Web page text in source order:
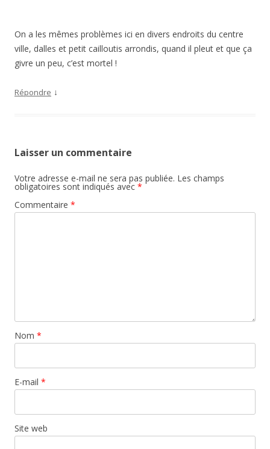
On a les mêmes problèmes ici en divers endroits du centre
ville, dalles et petit cailloutis arrondis, quand il pleut et que ça
givre un peu, c’est mortel !
Répondre ↓
Laisser un commentaire
Votre adresse e-mail ne sera pas publiée. Les champs
obligatoires sont indiqués avec *
Commentaire *
Nom *
E-mail *
Site web